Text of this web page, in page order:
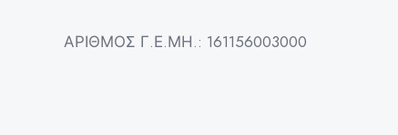
ΑΡΙΘΜΟΣ Γ.Ε.ΜΗ.: 161156003000